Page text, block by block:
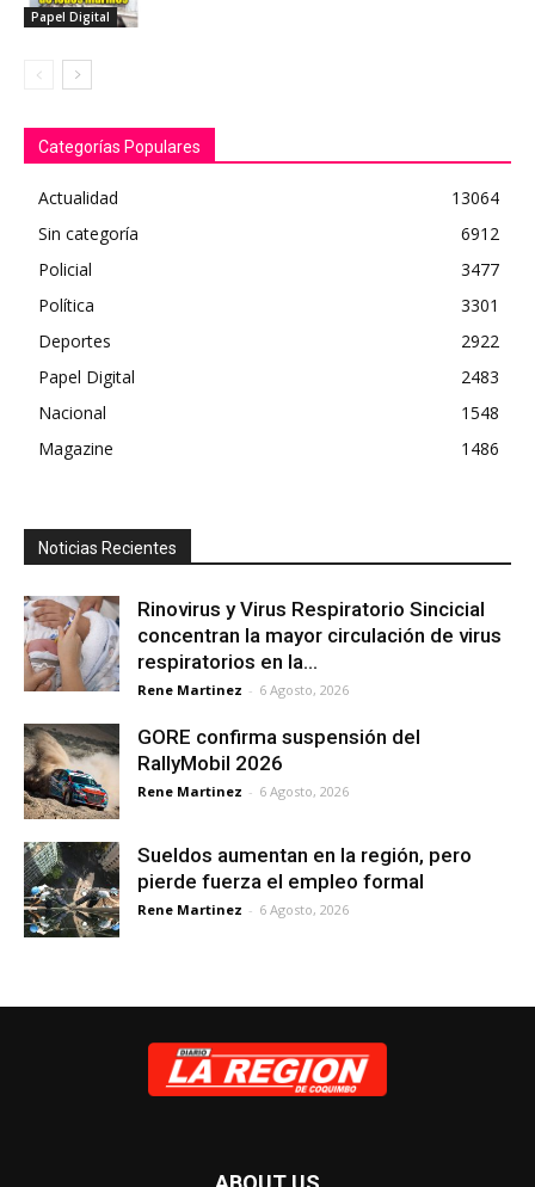
Papel Digital
Categorías Populares
Actualidad
13064
Sin categoría
6912
Policial
3477
Política
3301
Deportes
2922
Papel Digital
2483
Nacional
1548
Magazine
1486
Noticias Recientes
Rinovirus y Virus Respiratorio Sincicial
concentran la mayor circulación de virus
respiratorios en la...
Rene Martinez - 6 Agosto, 2026
GORE confirma suspensión del
RallyMobil 2026
Rene Martinez - 6 Agosto, 2026
Sueldos aumentan en la región, pero
pierde fuerza el empleo formal
Rene Martinez - 6 Agosto, 2026